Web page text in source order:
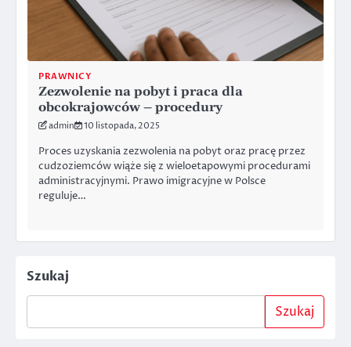
PRAWNICY
Zezwolenie na pobyt i praca dla
obcokrajowców – procedury
admin 10 listopada, 2025
Proces uzyskania zezwolenia na pobyt oraz pracę przez
cudzoziemców wiąże się z wieloetapowymi procedurami
administracyjnymi. Prawo imigracyjne w Polsce
reguluje…
Szukaj
Szukaj